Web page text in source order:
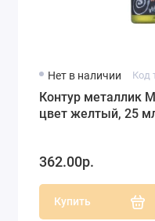
Нет в наличии Код
Контур металлик
цвет желтый, 25
362.00р.
Купить